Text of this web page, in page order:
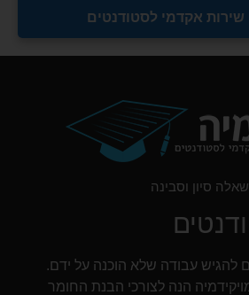
| שירות אקדמי לסטודנטים
סיון וסבינה
להגיש עבודה שלא הוכנה על ידם.
הנה לצורכי הבנת החומר